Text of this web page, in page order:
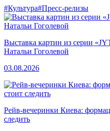
#Культура#Пресс-релизы
Выставка картин из серии
Натальи Гоголевой
03.08.2026
Рейв-вечеринки Киева:
следить